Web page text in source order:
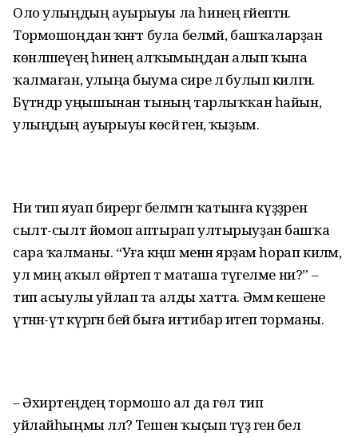
Оло улыңдың ауырыуы ла һинең ғәйептән.
Тормошоңдан ҡәнәғәт була белмәй, башҡаларҙан
көнләшеүең һинең алҡымыңдан алып ҡына
ҡалмаған, улыңа быума сире лә булып килгән.
Бүтәндәр уңышынан тының тарлыҡҡан һайын,
улыңдың ауырыуы көсәйә генә, ҡыҙым.
Ни тип яуап бирергә белмәгән ҡатынға күҙҙәрен
сылт-сылт йомоп аптырап ултырыуҙан башҡа
сара ҡалманы. “Уға кәңәш менән ярҙам һорап киләм, ә
ул миңә аҡыл өйрәтеп тә маташа түгелме ни?” –
тип асыулы уйлап та алды хатта. Әммә кешене
үтәнән-үтә күргән әбей быға иғтибар итеп торманы.
– Әхирәтеңдең тормошо ал да гөл тип
уйлайһыңмы әллә? Тешен ҡыҫып түҙә генә белә